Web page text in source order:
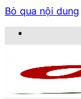
Bỏ qua nội dung